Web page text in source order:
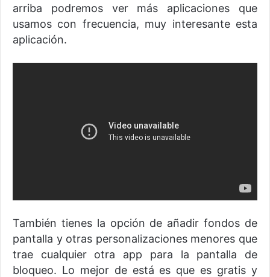
arriba podremos ver más aplicaciones que
usamos con frecuencia, muy interesante esta
aplicación.
También tienes la opción de añadir fondos de
pantalla y otras personalizaciones menores que
trae cualquier otra app para la pantalla de
bloqueo. Lo mejor de está es que es gratis y